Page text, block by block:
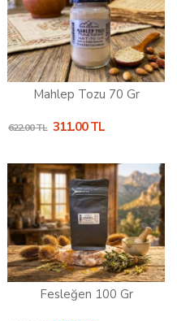
Mahlep Tozu 70 Gr
622.00 TL 311.00 TL
Fesleğen 100 Gr